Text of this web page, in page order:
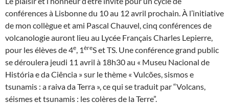
conférences à Lisbonne du 10 au 12 avril prochain. À l’initiative
de mon collègue et ami Pascal Chauvel, cinq conférences de
volcanologie auront lieu au Lycée Français Charles Lepierre,
pour les élèves de 4e, 1èreS et TS. Une conférence grand public
se déroulera jeudi 11 avril à 18h30 au « Museu Nacional de
História e da Ciência » sur le thème « Vulcões, sismos e
tsunamis : a raiva da Terra », ce qui se traduit par “Volcans,
séismes et tsunamis : les colères de la Terre”.